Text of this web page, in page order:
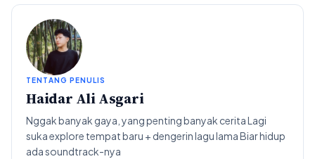
TENTANG PENULIS
Haidar Ali Asgari
Nggak banyak gaya, yang penting banyak cerita Lagi
suka explore tempat baru + dengerin lagu lama Biar hidup
ada soundtrack-nya